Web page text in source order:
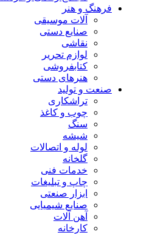
فرهنگ و هنر
آلات موسیقی
صنایع دستی
نقاشی
لوازم تحریر
کتابفروشی
هنرهای دستی
صنعت و تولید
تراشکاری
چوب و کاغذ
سنگ
شیشه
لوله و اتصالات
گلخانه
خدمات فنی
چاپ و تبلیغات
ابزار صنعتی
صنایع شیمیایی
آهن آلات
کارخانه